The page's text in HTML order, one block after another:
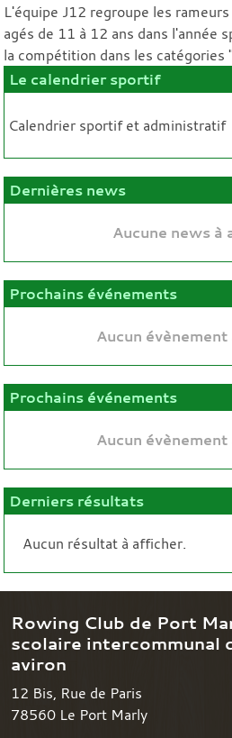
L'équipe J12 regroupe les
agés de 11 à 12 ans dans l'année
la compétition dans les catégories
Le calendrier sportif
Calendrier sportif et administratif
Dernières news
Aucune news à
Prochains événements
Aucun
Prochains événements
Aucun
Derniers résultats
Aucun résultat à afficher.
Rowing Club de Port
scolaire intercommunal
aviron
12 Bis, Rue de Paris
78560 Le Port Marly